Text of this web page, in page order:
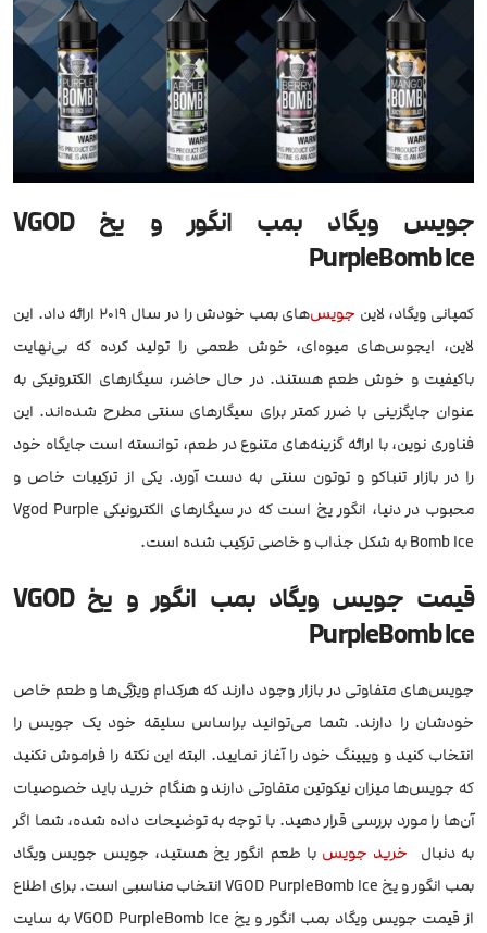
جویس ویگاد بمب انگور و یخ VGOD
PurpleBomb Ice
کمپانی ویگاد، لاین جویس
‌های بمب خودش را در سال 2019 ارائه داد. این
لاین، ایجوس‌های میوه‌ای، خوش طعمی را تولید کرده که بی‌نهایت
باکیفیت و خوش طعم هستند. در حال حاضر، سیگارهای الکترونیکی به
عنوان جایگزینی با ضرر کمتر برای سیگارهای سنتی مطرح شده‌اند. این
فناوری نوین، با ارائه گزینه‌های متنوع در طعم، توانسته است جایگاه خود
را در بازار تنباکو و توتون سنتی به دست آورد. یکی از ترکیبات خاص و
محبوب در دنیا، انگور یخ است که در سیگارهای الکترونیکی Vgod Purple
Bomb Ice به شکل جذاب و خاصی ترکیب شده است.
قیمت جویس ویگاد بمب انگور و یخ VGOD
PurpleBomb Ice
جویس‌های متفاوتی در بازار وجود دارند که هرکدام ویژگی‌ها و طعم خاص
خودشان را دارند. شما می‌توانید براساس سلیقه خود یک جویس را
انتخاب کنید و ویپینگ خود را آغاز نمایید. البته این نکته را فراموش نکنید
که جویس‌ها میزان نیکوتین متفاوتی دارند و هنگام خرید باید خصوصیات
آن‌ها را مورد بررسی قرار دهید. با توجه به توضیحات داده شده، شما اگر
به دنبال خرید جویس با طعم انگور یخ هستید، جویس جویس ویگاد
بمب انگور و یخ VGOD PurpleBomb Ice انتخاب مناسبی است. برای اطلاع
از قیمت جویس ویگاد بمب انگور و یخ VGOD PurpleBomb Ice به سایت